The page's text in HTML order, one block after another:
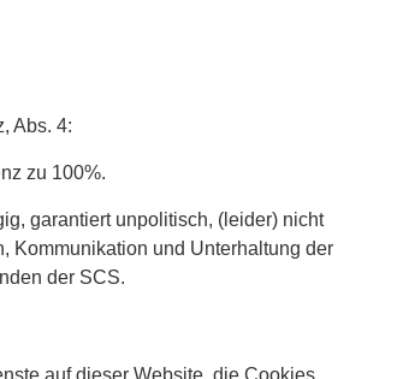
Abs. 4:
zu 100%.
garantiert unpolitisch, (leider) nicht
Kommunikation und Unterhaltung der
der SCS.
auf dieser Website, die Cookies